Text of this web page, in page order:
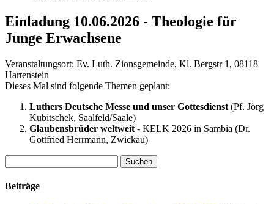
Einladung 10.06.2026 - Theologie für
Junge Erwachsene
Veranstaltungsort: Ev. Luth. Zionsgemeinde, Kl. Bergstr 1, 08118
Hartenstein
Dieses Mal sind folgende Themen geplant:
Luthers Deutsche Messe und unser Gottesdienst (Pf. Jörg
Kubitschek, Saalfeld/Saale)
Glaubensbrüder weltweit - KELK 2026 in Sambia (Dr.
Gottfried Herrmann, Zwickau)
nach:
Beiträge